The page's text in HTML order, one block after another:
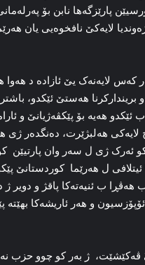
پارێزگەها نابن بۆ
لایەکێ نافخوەیی یان
لایەنەک یێ ئازادە د هەوا
هەستێ ئێکدو،
هەیە بۆ پێکڤەژیانێ و
هەلبژێرت، دەنگدەر ژی
ئەرک ژی ل سەر وان پارتیێن
ل هەرێما کوردستانێ
ب ئنیەتەکا پاقژ و دویر ژ
و هەر ئاریشەکا